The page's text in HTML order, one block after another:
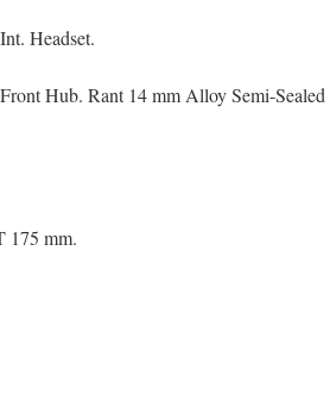
Headset.
Hub. Rant 14 mm Alloy Semi-Sealed
175 mm.